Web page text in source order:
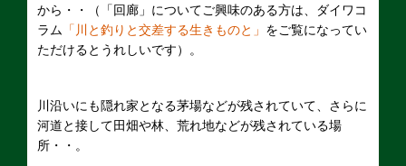
から・・（「回廊」についてご興味のある方は、ダイワコ
ラム 「川と釣りと交差する生きものと」 をご覧になってい
ただけるとうれしいです）。
川沿いにも隠れ家となる茅場などが残されていて、さらに
河道と接して田畑や林、荒れ地などが残されている場
所・・。